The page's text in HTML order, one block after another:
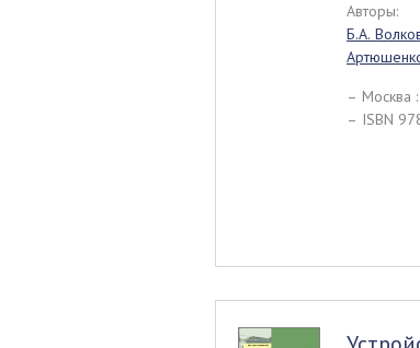
Авторы:
Б.А.
– Москва
– ISBN